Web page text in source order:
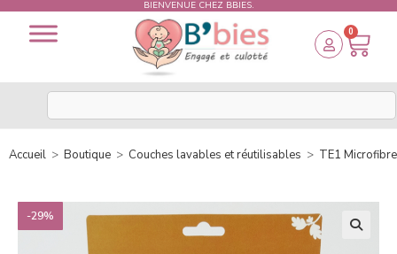
BIENVENUE CHEZ BBIES.
0
Accueil > Boutique > Couches lavables et réutilisables > TE1 Microfibre
-29%